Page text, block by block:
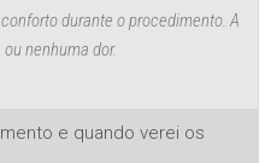
durante o procedimento. A
nenhuma dor.
e quando verei os